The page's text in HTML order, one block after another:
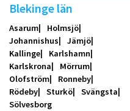
Blekinge län
Asarum
Holmsjö
Johannishus
Jämjö
Kallinge
Karlshamn
Karlskrona
Mörrum
Olofström
Ronneby
Rödeby
Sturkö
Svängsta
Sölvesborg